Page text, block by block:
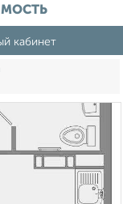
кабинет